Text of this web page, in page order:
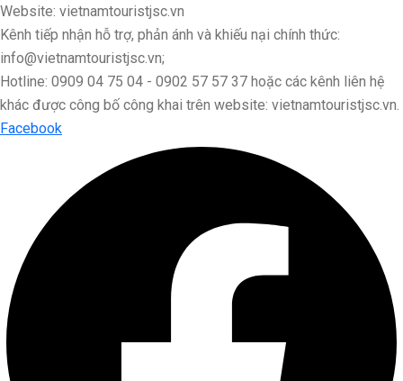
Website: vietnamtouristjsc.vn
Kênh tiếp nhận hỗ trợ, phản ánh và khiếu nại chính thức:
info@vietnamtouristjsc.vn;
Hotline: 0909 04 75 04 - 0902 57 57 37 hoặc các kênh liên hệ
khác được công bố công khai trên website: vietnamtouristjsc.vn.
Facebook